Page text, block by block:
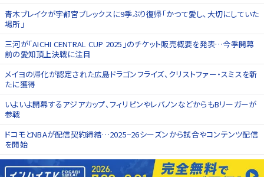
青木ブレイクが宇都宮ブレックスに9季ぶり復帰「かつて愛し、大切にしていた
場所」
三河が「AICHI CENTRAL CUP 2025」のチケット販売概要を発表…今季開幕
前の愛知頂上決戦に注目
メイヨの帰化が認定された広島ドラゴンフライズ、クリストファー・スミスを新
たに獲得
いよいよ開幕するアジアカップ、フィリピンやレバノンなどからもBリーガーが
参戦
ドコモとNBAが配信契約締結…2025−26シーズンから試合やコンテンツ配信
を開始